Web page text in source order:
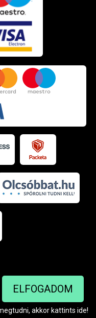
Készítette:Netgo.hu Kft.
ELFOGADOM
akkor kattints ide!